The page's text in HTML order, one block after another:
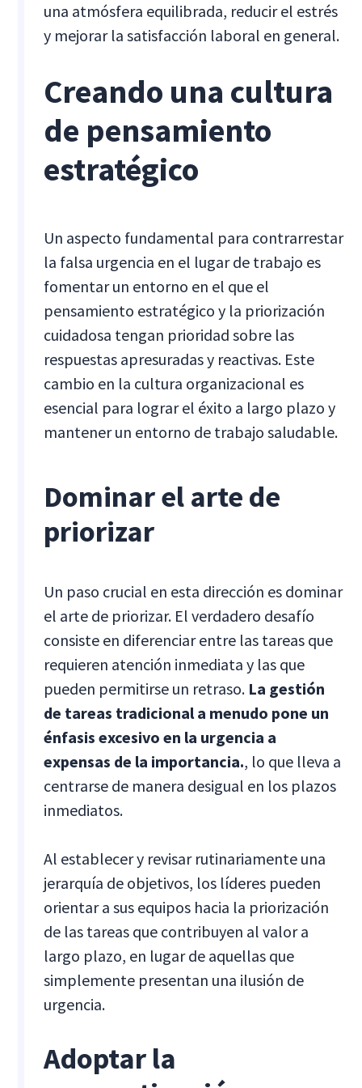
una atmósfera equilibrada, reducir el estrés
y mejorar la satisfacción laboral en general.
Creando una cultura
de pensamiento
estratégico
Un aspecto fundamental para contrarrestar
la falsa urgencia en el lugar de trabajo es
fomentar un entorno en el que el
pensamiento estratégico y la priorización
cuidadosa tengan prioridad sobre las
respuestas apresuradas y reactivas. Este
cambio en la cultura organizacional es
esencial para lograr el éxito a largo plazo y
mantener un entorno de trabajo saludable.
Dominar el arte de
priorizar
Un paso crucial en esta dirección es dominar
el arte de priorizar. El verdadero desafío
consiste en diferenciar entre las tareas que
requieren atención inmediata y las que
pueden permitirse un retraso. La gestión
de tareas tradicional a menudo pone un
énfasis excesivo en la urgencia a
expensas de la importancia., lo que lleva a
centrarse de manera desigual en los plazos
inmediatos.
Al establecer y revisar rutinariamente una
jerarquía de objetivos, los líderes pueden
orientar a sus equipos hacia la priorización
de las tareas que contribuyen al valor a
largo plazo, en lugar de aquellas que
simplemente presentan una ilusión de
urgencia.
Adoptar la